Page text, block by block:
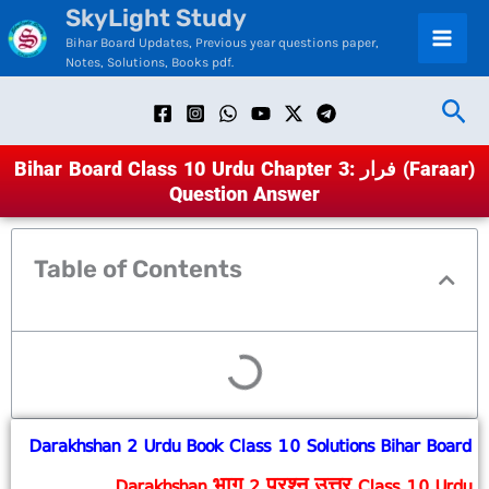
Skip
to
content
SkyLight Study
Bihar Board Updates, Previous year questions paper,
Notes, Solutions, Books pdf.
Bihar Board Class 10 Urdu Chapter 3: فرار (Faraar)
Question Answer
Table of Contents
Darakhshan 2 Urdu Book Class 10 Solutions Bihar Board